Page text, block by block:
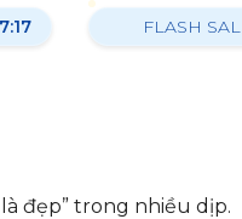
FLASH
đẹp” trong nhiều dịp.